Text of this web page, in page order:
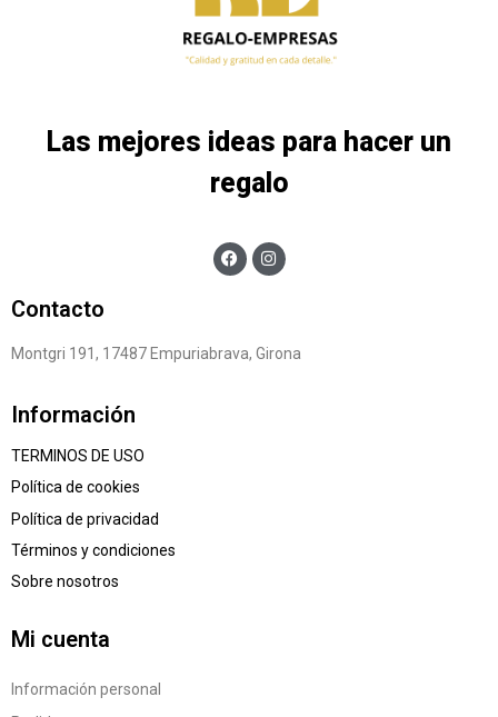
Las mejores ideas para hacer un
regalo
Contacto
Montgri 191, 17487 Empuriabrava, Girona
Información
TERMINOS DE USO
Política de cookies
Política de privacidad
Términos y condiciones
Sobre nosotros
Mi cuenta
Información personal